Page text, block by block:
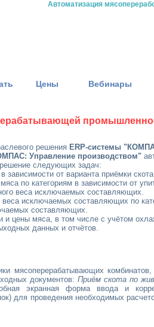
Автоматизация
Цены Вебинары
решения ERP-системы
Управление производством"
решение следующих задач:
зависимости от варианта приёмки
по категориям в зависимости от
веса исключаемых составляющих.
веса исключаемых составляющих по
составляющих.
и цены мяса, в том числе с учётом
данных и отчётов.
мясоперерабатывающих
документов: Приём скота по
экранная форма ввода и
для проведения необходимых